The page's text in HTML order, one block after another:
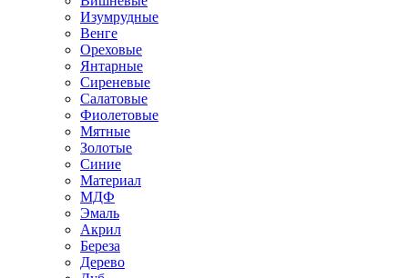
Изумрудные
Венге
Ореховые
Янтарные
Сиреневые
Салатовые
Фиолетовые
Мятные
Золотые
Синие
Материал
МДФ
Эмаль
Акрил
Береза
Дерево